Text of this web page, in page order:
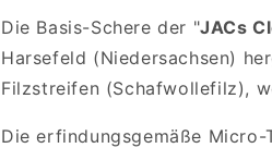
Die Basis-Schere der "JACs
Harsefeld (Niedersachsen)
Filzstreifen (Schafwollefilz),
Die erfindungsgemäße